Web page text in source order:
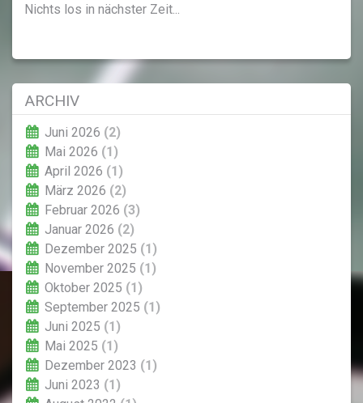
Nichts los in nächster Zeit...
ARCHIV
Juni 2026 (2)
Mai 2026 (1)
April 2026 (1)
März 2026 (2)
Februar 2026 (3)
Januar 2026 (2)
Dezember 2025 (1)
November 2025 (1)
Oktober 2025 (1)
September 2025 (1)
Juni 2025 (1)
Mai 2025 (1)
Dezember 2023 (1)
Juni 2023 (1)